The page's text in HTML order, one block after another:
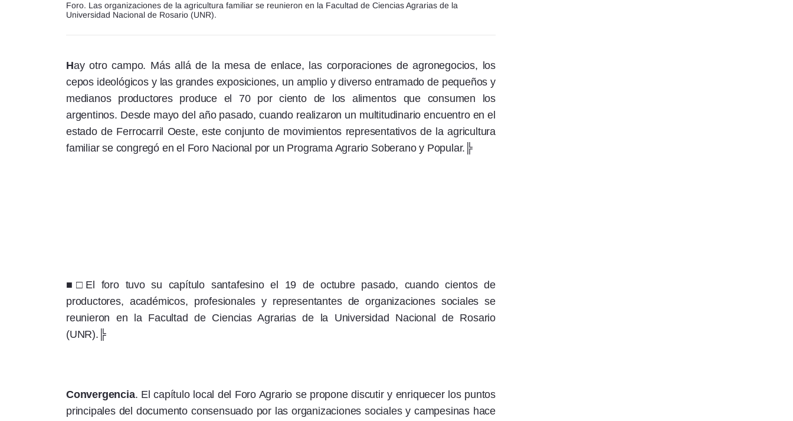
Foro. Las organizaciones de la agricultura familiar se reunieron en la Facultad de Ciencias Agrarias de la
Universidad Nacional de Rosario (UNR).
Hay otro campo. Más allá de la mesa de enlace, las corporaciones de agronegocios, los
cepos ideológicos y las grandes exposiciones, un amplio y diverso entramado de pequeños y
medianos productores produce el 70 por ciento de los alimentos que consumen los
argentinos. Desde mayo del año pasado, cuando realizaron un multitudinario encuentro en el
estado de Ferrocarril Oeste, este conjunto de movimientos representativos de la agricultura
familiar se congregó en el Foro Nacional por un Programa Agrario Soberano y Popular.╠
■□El foro tuvo su capítulo santafesino el 19 de octubre pasado, cuando cientos de
productores, académicos, profesionales y representantes de organizaciones sociales se
reunieron en la Facultad de Ciencias Agrarias de la Universidad Nacional de Rosario
(UNR).╠
Convergencia. El capítulo local del Foro Agrario se propone discutir y enriquecer los puntos
principales del documento consensuado por las organizaciones sociales y campesinas hace